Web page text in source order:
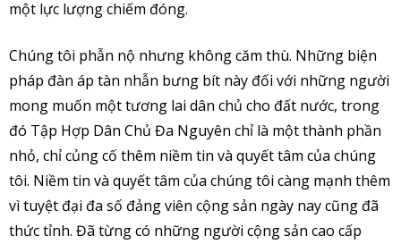
một lực lượng chiếm đóng.
Chúng tôi phẫn nộ nhưng không căm thù. Những biện
pháp đàn áp tàn nhẫn bưng bít này đối với những người
mong muốn một tương lai dân chủ cho đất nước, trong
đó Tập Hợp Dân Chủ Đa Nguyên chỉ là một thành phần
nhỏ, chỉ củng cố thêm niềm tin và quyết tâm của chúng
tôi. Niềm tin và quyết tâm của chúng tôi càng mạnh thêm
vì tuyệt đại đa số đảng viên cộng sản ngày nay cũng đã
thức tỉnh. Đã từng có những người cộng sản cao cấp